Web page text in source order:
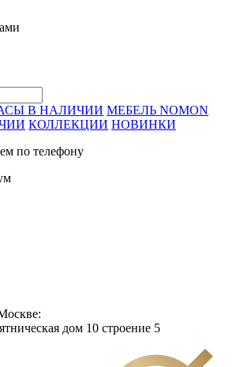
В НАЛИЧИИ МЕБЕЛЬ NOMON
КОЛЛЕКЦИИ НОВИНКИ
по телефону
дом 10 cтроение 5